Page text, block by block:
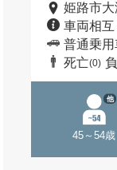
姫路市
車両相
普通乗用
死亡(0)
45～54歳
他